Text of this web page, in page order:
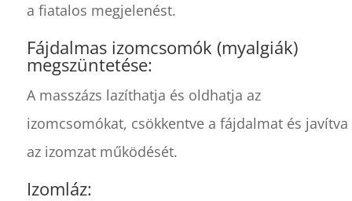
a fiatalos megjelenést.
Fájdalmas izomcsomók (myalgiák)
megszüntetése:
A masszázs lazíthatja és oldhatja az
izomcsomókat, csökkentve a fájdalmat és javítva
az izomzat működését.
Izomláz: